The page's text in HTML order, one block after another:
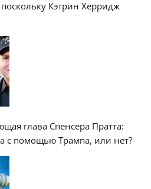
Кэтрин Херридж
глава Спенсера Пратта:
с помощью Трампа, или нет?